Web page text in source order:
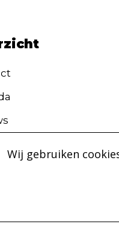
Wij gebruiken